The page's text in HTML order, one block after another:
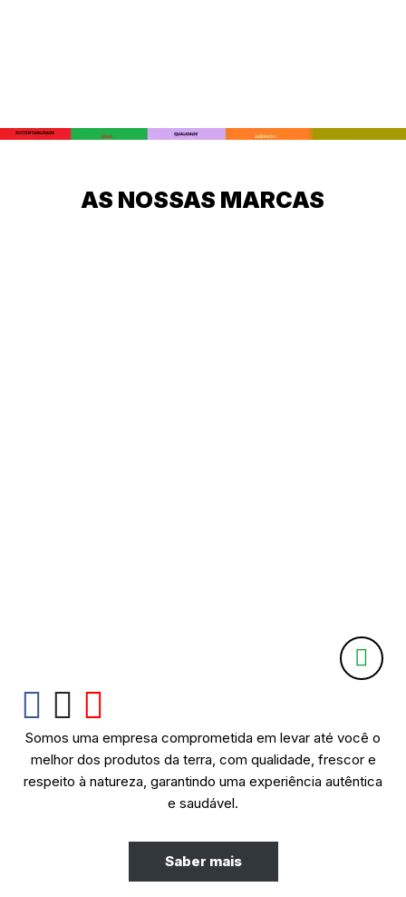
AS NOSSAS MARCAS
Somos uma empresa comprometida em levar até você o
melhor dos produtos da terra, com qualidade, frescor e
respeito à natureza, garantindo uma experiência autêntica
e saudável.
Saber mais